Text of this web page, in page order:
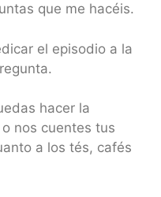
que me hacéis.
el episodio a la
hacer la
nos cuentes tus
a los tés, cafés